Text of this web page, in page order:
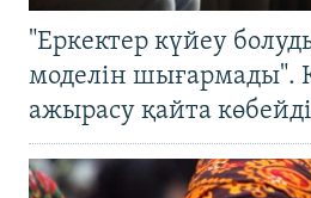
"Еркектер күйеу
моделін шығармады".
ажырасу қайта